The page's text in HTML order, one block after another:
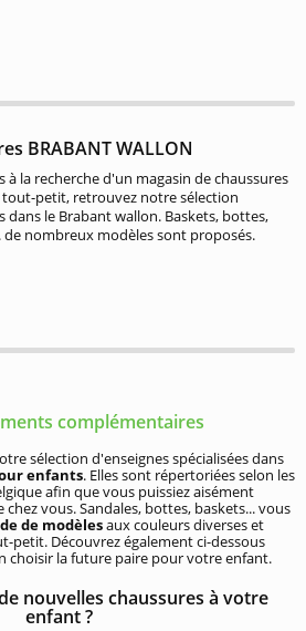
BRABANT WALLON
à la recherche d'un magasin de chaussures
petit, retrouvez notre sélection
dans le Brabant wallon. Baskets, bottes,
de nombreux modèles sont proposés.
complémentaires
sélection d'enseignes spécialisées dans
enfants. Elles sont répertoriées selon les
afin que vous puissiez aisément
vous. Sandales, bottes, baskets... vous
de modèlesaux couleurs diverses et
petit. Découvrez également ci-dessous
choisir la future paire pour votre enfant.
nouvelles chaussures à votre
enfant ?